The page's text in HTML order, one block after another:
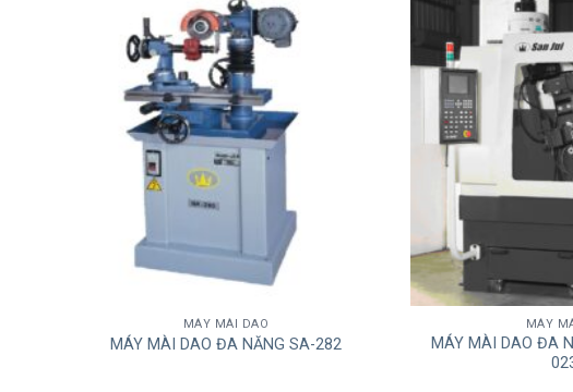
MÁY MÀI DAO
MÁY MÀI DAO ĐA NĂNG SA-282
MÁY
MÁY MÀI DAO ĐA